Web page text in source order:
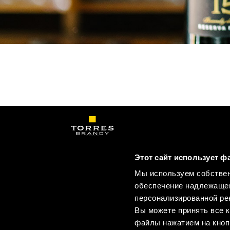
Этот сайт использует
Мы используем
обеспечение
персонализированной
Вы можете принять все
файлы нажатием на
КОНТАКТЫ